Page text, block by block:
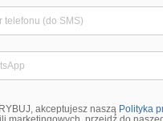
akceptujesz naszą Polityka